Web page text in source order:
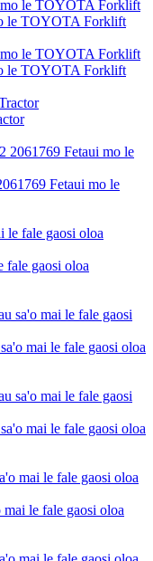
le TOYOTA Forklift
le TOYOTA Forklift
Fetaui mo le
fale gaosi oloa
mai le fale gaosi oloa
mai le fale gaosi oloa
le fale gaosi oloa